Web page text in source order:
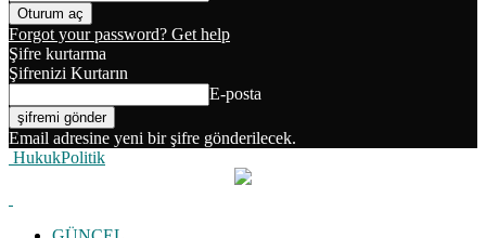
Forgot your password? Get help
Şifre kurtarma
Şifrenizi Kurtarın
E-posta
Email adresine yeni bir şifre gönderilecek.
HukukPolitik